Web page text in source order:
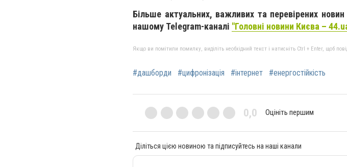
Більше актуальних, важливих та перевірених
нашому Telegram-каналі "Головні новини Києва –
Якщо ви помітили помилку, виділіть необхідний текст і натисніть Ctrl + Enter, щоб
#дашборди #цифронізація #інтернет #енергостійкість
0,0 Оцініть першим
Діліться цією новиною та підписуйтесь на наші канали